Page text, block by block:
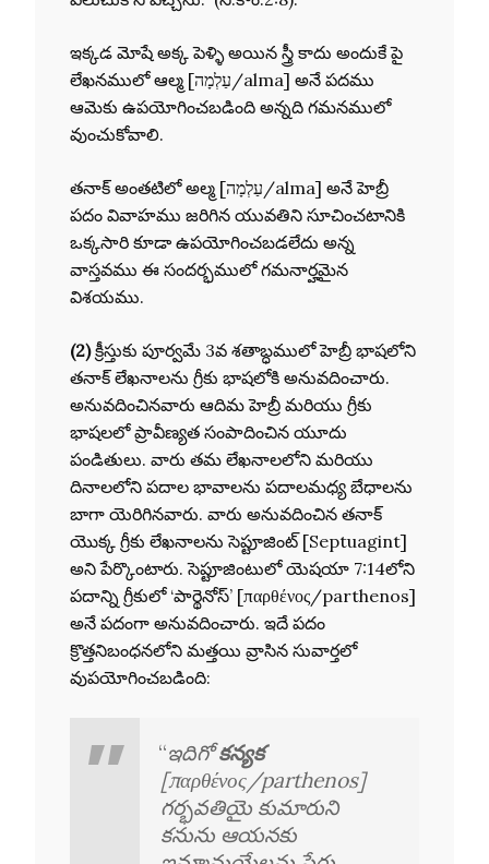
ఇక్కడ మోషే అక్క పెళ్ళి అయిన స్త్రీ కాదు అందుకే పై
లేఖనములో ఆల్మ [עַלְמָה/alma] అనే పదము
ఆమెకు ఉపయోగించబడింది అన్నది గమనములో
వుంచుకోవాలి.
తనాక్ అంతటిలో అల్మ [עַלְמָה/alma] అనే హెబ్రీ
పదం వివాహము జరిగిన యువతిని సూచించటానికి
ఒక్కసారి కూడా ఉపయోగించబడలేదు అన్న
వాస్తవము ఈ సందర్భములో గమనార్హమైన
విశయము.
(2)క్రీస్తుకు పూర్వమే 3వ శతాబ్ధములో హెబ్రీ భాషలోని
తనాక్ లేఖనాలను గ్రీకు భాషలోకి అనువదించారు.
అనువదించినవారు ఆదిమ హెబ్రీ మరియు గ్రీకు
భాషలలో ప్రావీణ్యత సంపాదించిన యూదు
పండితులు. వారు తమ లేఖనాలలోని మరియు
దినాలలోని పదాల భావాలను పదాలమధ్య బేధాలను
బాగా యెరిగినవారు. వారు అనువదించిన తనాక్
యొక్క గ్రీకు లేఖనాలను సెప్టూజింట్ [Septuagint]
అని పేర్కొంటారు. సెప్టూజింటులో యెషయా 7:14లోని
పదాన్ని గ్రీకులో ‘పార్థెనోస్’ [παρθένος/parthenos]
అనే పదంగా అనువదించారు. ఇదే పదం
క్రొత్తనిబంధనలోని మత్తయి వ్రాసిన సువార్తలో
వుపయోగించబడింది:
“ఇదిగోకన్యక
[παρθένος/parthenos]
గర్భవతియై కుమారుని
కనును ఆయనకు